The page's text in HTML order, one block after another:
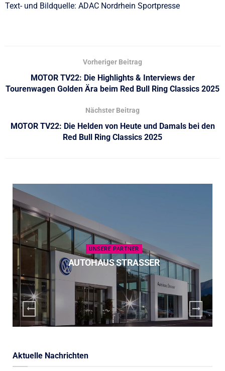
Text- und Bildquelle: ADAC Nordrhein Sportpresse
Vorheriger Beitrag
MOTOR TV22: Die Highlights & Interviews der
Tourenwagen Golden Ära beim Red Bull Ring Classics 2025
Nächster Beitrag
MOTOR TV22: Die Helden von Heute und Damals bei den
Red Bull Ring Classics 2025
UNSERE PARTNER
AUTOHAUS STRASSER
Aktuelle Nachrichten